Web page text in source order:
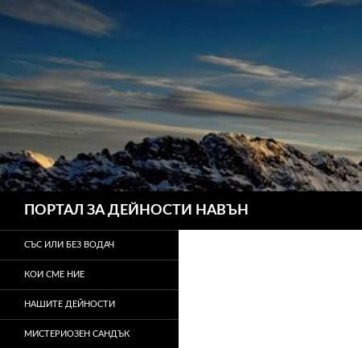
ПОРТАЛ ЗА ДЕЙНОСТИ НАВЪН
СЪС ИЛИ БЕЗ ВОДАЧ
КОИ СМЕ НИЕ
НАШИТЕ ДЕЙНОСТИ
МИСТЕРИОЗЕН САНДЪК